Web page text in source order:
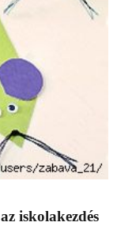
iskolakezdés